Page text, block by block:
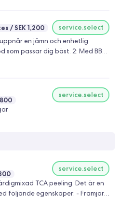
SEK 1,200
service.select
dig bäst. 2: Med BB
dina rynkor och andra fina
service.select
service.select
TCA peeling. Det är en
följande egenskaper: - Främjar